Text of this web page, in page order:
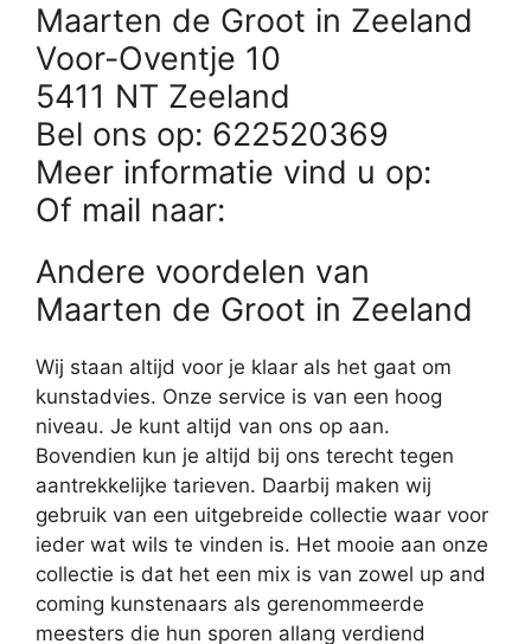
Maarten de Groot in Zeeland
Voor-Oventje 10
5411 NT Zeeland
Bel ons op: 622520369
Meer informatie vind u op:
Of mail naar:
Andere voordelen van
Maarten de Groot in Zeeland
Wij staan altijd voor je klaar als het gaat om
kunstadvies. Onze service is van een hoog
niveau. Je kunt altijd van ons op aan.
Bovendien kun je altijd bij ons terecht tegen
aantrekkelijke tarieven. Daarbij maken wij
gebruik van een uitgebreide collectie waar voor
ieder wat wils te vinden is. Het mooie aan onze
collectie is dat het een mix is van zowel up and
coming kunstenaars als gerenommeerde
meesters die hun sporen allang verdiend